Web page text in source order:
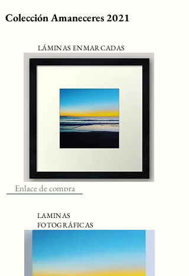
Colección Amaneceres 2021
LÁMINAS ENMARCADAS
Enlace de compra
LAMINAS
FOTOGRÁFICAS